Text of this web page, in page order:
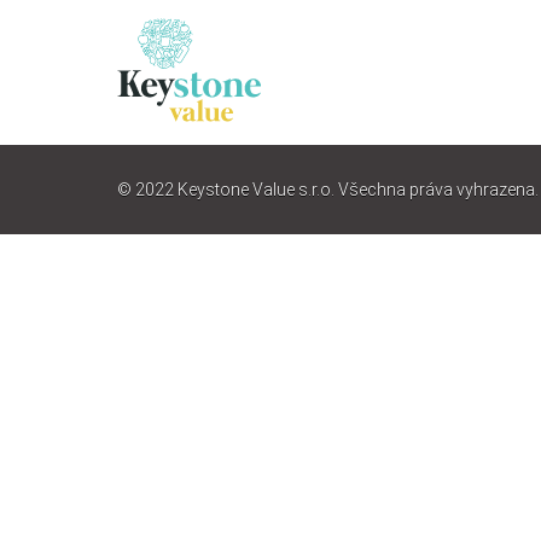
© 2022 Keystone Value s.r.o. Všechna práva vyhrazena.